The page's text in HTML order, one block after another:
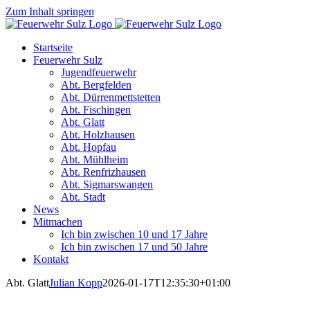
Zum Inhalt springen
Startseite
Feuerwehr Sulz
Jugendfeuerwehr
Abt. Bergfelden
Abt. Dürrenmettstetten
Abt. Fischingen
Abt. Glatt
Abt. Holzhausen
Abt. Hopfau
Abt. Mühlheim
Abt. Renfrizhausen
Abt. Sigmarswangen
Abt. Stadt
News
Mitmachen
Ich bin zwischen 10 und 17 Jahre
Ich bin zwischen 17 und 50 Jahre
Kontakt
Abt. GlattJulian Kopp2026-01-17T12:35:30+01:00